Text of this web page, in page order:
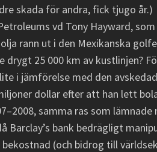
skada för andra, fick tjugo år.)
vd Tony Hayward,
rann ut i den Mexikanska
drygt 25 000 km av kustlinjen?
i jämförelse med den
dollar efter att han lett
samma ras som
Barclay’s bank bedrägligt
(och bidrog till